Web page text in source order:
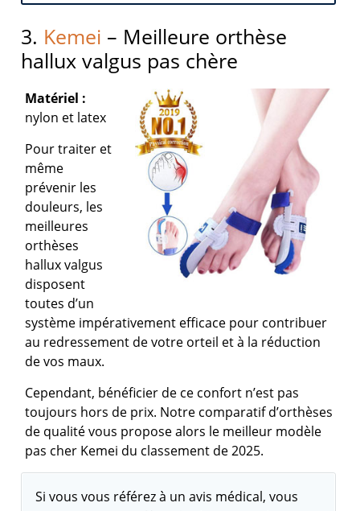
3. Kemei – Meilleure orthèse
hallux valgus pas chère
Matériel :
nylon et latex
Pour traiter et
même
prévenir les
douleurs, les
meilleures
orthèses
hallux valgus
disposent
toutes d’un
système impérativement efficace pour contribuer
au redressement de votre orteil et à la réduction
de vos maux.
Cependant, bénéficier de ce confort n’est pas
toujours hors de prix. Notre comparatif d’orthèses
de qualité vous propose alors le meilleur modèle
pas cher Kemei du classement de 2025.
Si vous vous référez à un avis médical, vous